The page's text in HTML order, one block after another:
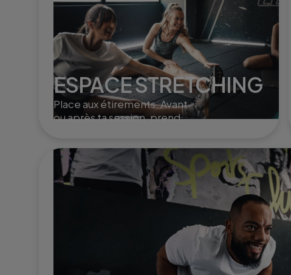
ESPACE STRETCHING
Place aux étirements. Avant
ou après ta session, prends